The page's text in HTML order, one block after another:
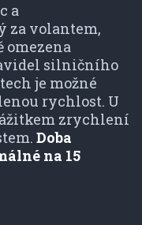
a
za volantem,
omezena
silničního
je možné
rychlost. U
zrychlení
Doba
na 15